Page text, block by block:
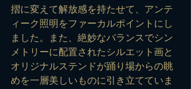
摺に変えて解放感を持たせて、アンテ
ィーク照明をファーカルポイントにし
ました。また、絶妙なバランスでシン
メトリーに配置されたシルエット画と
オリジナルステンドが踊り場からの眺
めを一層美しいものに引き立てていま